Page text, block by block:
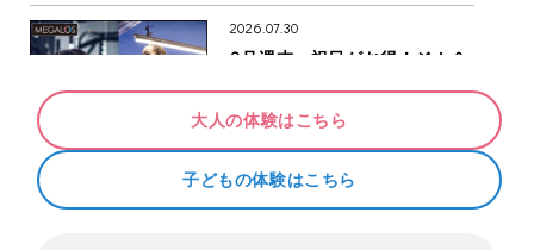
2026.07.30
8月週末・祝日がお得！ジム＆
動始めませんか？ …
大人の体験はこちら
子どもの体験はこちら